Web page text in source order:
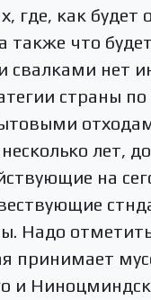
где, как будет
также что
свалками нет
страны по
лет,
на
Надо
принимает
и